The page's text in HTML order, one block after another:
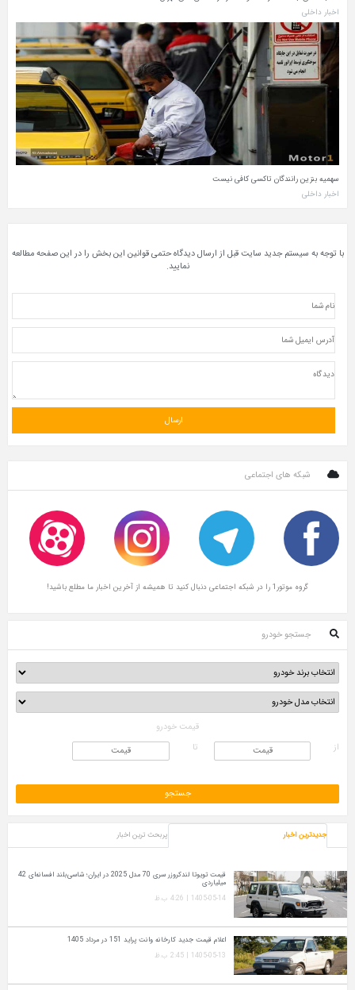
اخبار داخلی
سهمیه بنزین رانندگان تاکسی کافی نیست
اخبار داخلی
با توجه به سیستم جدید سایت قبل از ارسال دیدگاه حتمی قوانین این بخش را در این صفحه مطالعه
نمایید.
شبکه های اجتماعی
گروه موتور1 را در شبکه اجتماعی دنبال کنید تا همیشه از آخرین اخبار ما مطلع باشید!
جستجو خودرو
قیمت خودرو
از
تا
جدیدترین اخبار پربحث ترین اخبار
قیمت تویوتا لندکروزر سری 70 مدل 2025 در ایران؛ شاسی‌بلند افسانه‌ای 42
میلیاردی
1405-05-14 | 4:26 ب.ظ
اعلام قیمت جدید کارخانه وانت پراید 151 در مرداد 1405
1405-05-13 | 2:45 ب.ظ